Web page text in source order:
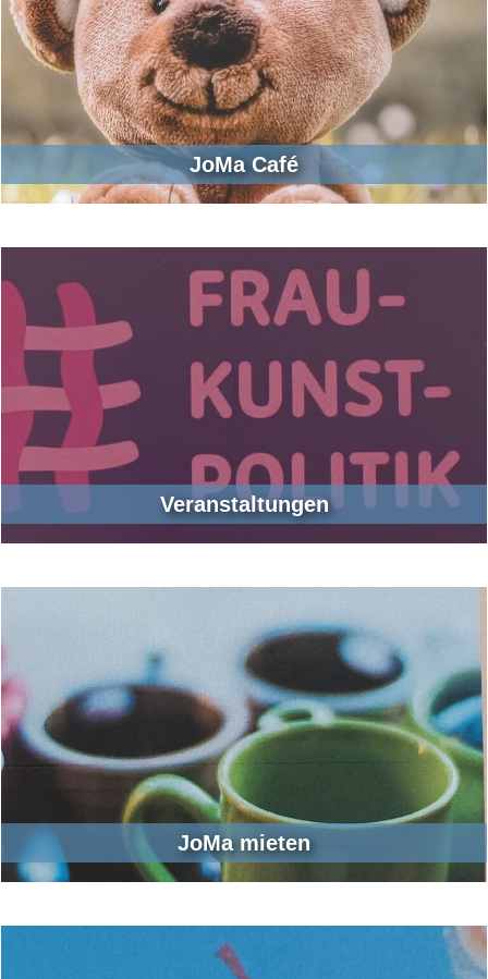
JoMa Café
Veranstaltungen
JoMa mieten